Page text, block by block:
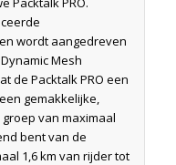
wordt aangedreven
Mesh
de Packtalk PRO een
gemakkelijke,
van maximaal
bent van de
1,6 km van rijder tot